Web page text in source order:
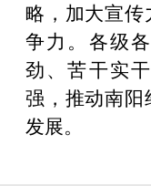
略，加大宣
争力。各级
劲、苦干实
强，推动南
发展。